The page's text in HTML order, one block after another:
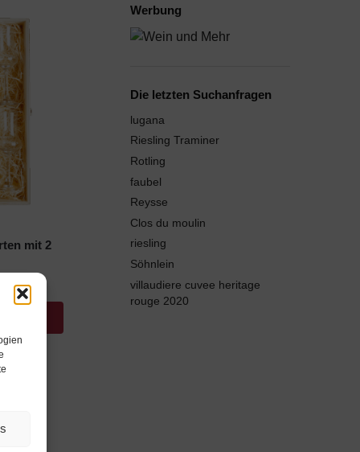
mit 2
Werbung
Die letzten Suchanfragen
lugana
Riesling Traminer
Rotling
faubel
Reysse
Clos du moulin
riesling
Söhnlein
villaudiere cuvee heritage
rouge 2020